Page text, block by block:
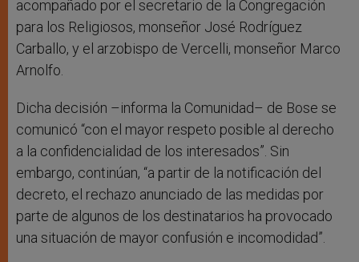
acompañado por el secretario de la Congregación
para los Religiosos, monseñor José Rodríguez
Carballo, y el arzobispo de Vercelli, monseñor Marco
Arnolfo.
Dicha decisión –informa la Comunidad– de Bose se
comunicó “con el mayor respeto posible al derecho
a la confidencialidad de los interesados”. Sin
embargo, continúan, “a partir de la notificación del
decreto, el rechazo anunciado de las medidas por
parte de algunos de los destinatarios ha provocado
una situación de mayor confusión e incomodidad”.